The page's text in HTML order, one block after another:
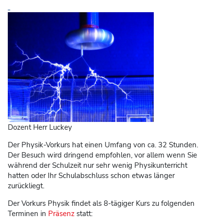
Dozent Herr Luckey
Der Physik-Vorkurs hat einen Umfang von ca. 32 Stunden.
Der Besuch wird dringend empfohlen, vor allem wenn Sie
während der Schulzeit nur sehr wenig Physikunterricht
hatten oder Ihr Schulabschluss schon etwas länger
zurückliegt.
Der Vorkurs Physik findet als 8-tägiger Kurs zu folgenden
Terminen in Präsenz statt: